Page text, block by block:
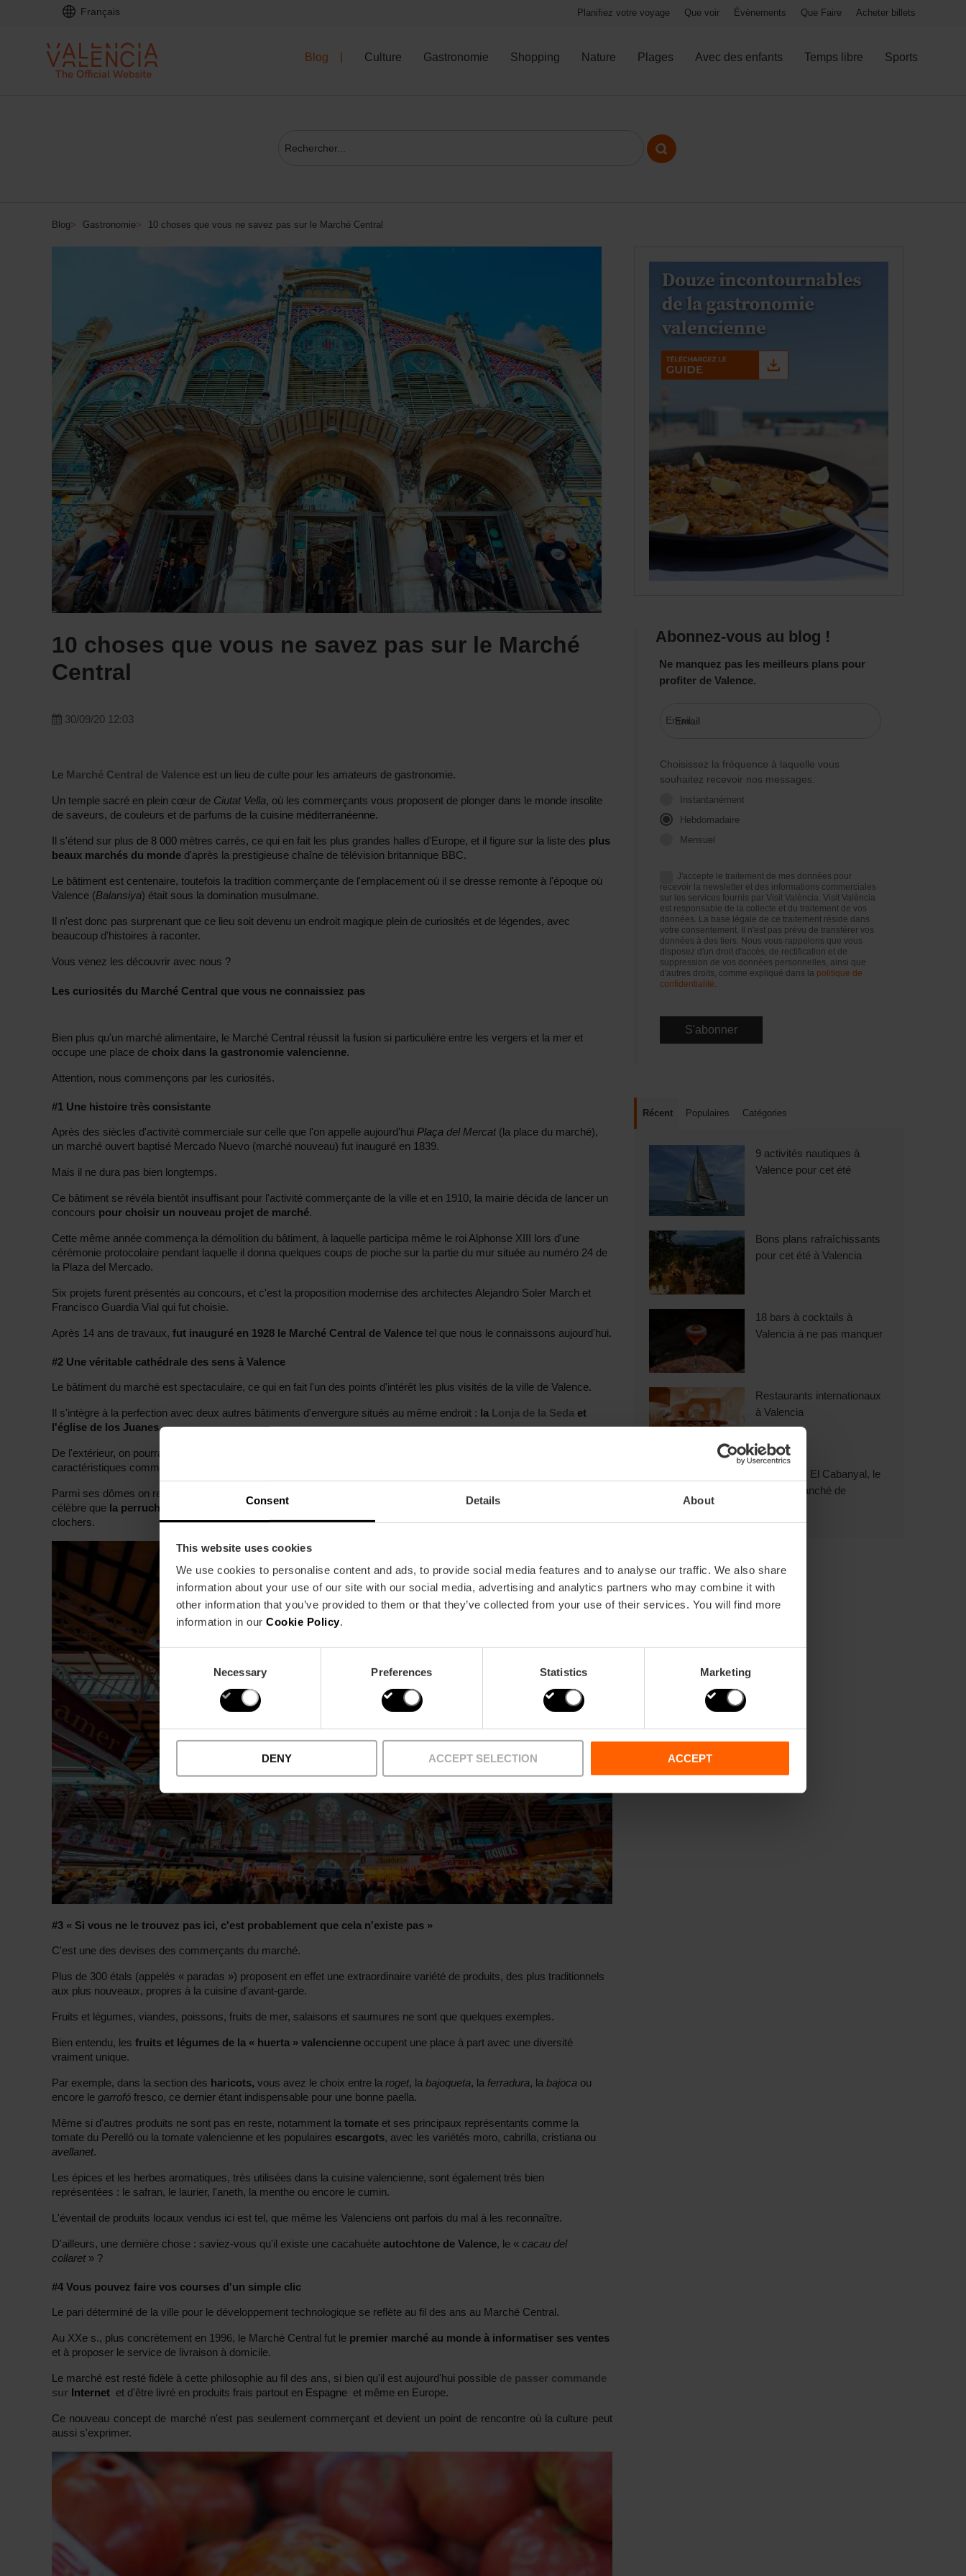
Consent Details About
This website uses cookies
We use cookies to personalise content and ads, to provide social media features and to analyse our traffic. We also share
information about your use of our site with our social media, advertising and analytics partners who may combine it with
other information that you’ve provided to them or that they’ve collected from your use of their services. You will find more
information in our Cookie Policy.
Consent
Necessary Preferences Statistics Marketing
DENY ACCEPT SELECTION ACCEPT
Français Planifiez votre voyage Que voir Évènements Que Faire Acheter billets
Blog Culture Gastronomie Shopping Nature Plages Avec des enfants Temps libre Sports
Blog> Gastronomie> 10 choses que vous ne savez pas sur le Marché Central
10 choses que vous ne savez pas sur le Marché
Central
30/09/20 12:03
Le Marché Central de Valence est un lieu de culte pour les amateurs de gastronomie.
Un temple sacré en plein cœur de Ciutat Vella, où les commerçants vous proposent de plonger dans le monde insolite
de saveurs, de couleurs et de parfums de la cuisine méditerranéenne.
Il s'étend sur plus de 8 000 mètres carrés, ce qui en fait les plus grandes halles d'Europe, et il figure sur la liste des plus
beaux marchés du monde d'après la prestigieuse chaîne de télévision britannique BBC.
Le bâtiment est centenaire, toutefois la tradition commerçante de l'emplacement où il se dresse remonte à l'époque où
Valence (Balansiya) était sous la domination musulmane.
Il n'est donc pas surprenant que ce lieu soit devenu un endroit magique plein de curiosités et de légendes, avec
beaucoup d'histoires à raconter.
Vous venez les découvrir avec nous ?
Les curiosités du Marché Central que vous ne connaissiez pas
Bien plus qu'un marché alimentaire, le Marché Central réussit la fusion si particulière entre les vergers et la mer et
occupe une place de choix dans la gastronomie valencienne.
Attention, nous commençons par les curiosités.
#1 Une histoire très consistante
Après des siècles d'activité commerciale sur celle que l'on appelle aujourd'hui Plaça del Mercat (la place du marché),
un marché ouvert baptisé Mercado Nuevo (marché nouveau) fut inauguré en 1839.
Mais il ne dura pas bien longtemps.
Ce bâtiment se révéla bientôt insuffisant pour l'activité commerçante de la ville et en 1910, la mairie décida de lancer un
concours pour choisir un nouveau projet de marché.
Cette même année commença la démolition du bâtiment, à laquelle participa même le roi Alphonse XIII lors d'une
cérémonie protocolaire pendant laquelle il donna quelques coups de pioche sur la partie du mur située au numéro 24 de
la Plaza del Mercado.
Six projets furent présentés au concours, et c'est la proposition modernise des architectes Alejandro Soler March et
Francisco Guardia Vial qui fut choisie.
Après 14 ans de travaux, fut inauguré en 1928 le Marché Central de Valence tel que nous le connaissons aujourd'hui.
#2 Une véritable cathédrale des sens à Valence
Le bâtiment du marché est spectaculaire, ce qui en fait l'un des points d'intérêt les plus visités de la ville de Valence.
Il s'intègre à la perfection avec deux autres bâtiments d'envergure situés au même endroit : la Lonja de la Seda et
l'église de los Juanes.
De l'extérieur, on pourrait le prendre pour une cathédrale de style moderniste, construite avec des matériaux
caractéristiques comme le fer, le verre et la céramique.
Parmi ses dômes on remarque celui situé au centre, qui se dresse à 30 mètres de hauteur. Cette voûte est aussi
célèbre que la perruche et le poisson
, les populaires girouettes qui ornent le ciel de Valence au milieu des tours et des
clochers.
#3 « Si vous ne le trouvez pas ici, c'est probablement que cela n'existe pas »
C'est une des devises des commerçants du marché.
Plus de 300 étals (appelés « paradas ») proposent en effet une extraordinaire variété de produits, des plus traditionnels
aux plus nouveaux, propres à la cuisine d'avant-garde.
Fruits et légumes, viandes, poissons, fruits de mer, salaisons et saumures ne sont que quelques exemples.
Bien entendu, les fruits et légumes de la « huerta » valencienne occupent une place à part avec une diversité
vraiment unique.
Par exemple, dans la section des haricots, vous avez le choix entre la roget, la bajoqueta, la ferradura, la bajoca ou
encore le garrofó fresco, ce dernier étant indispensable pour une bonne paella.
Même si d'autres produits ne sont pas en reste, notamment la tomate et ses principaux représentants comme la
tomate du Perelló ou la tomate valencienne et les populaires escargots, avec les variétés moro, cabrilla, cristiana ou
avellanet.
Les épices et les herbes aromatiques, très utilisées dans la cuisine valencienne, sont également très bien
représentées : le safran, le laurier, l'aneth, la menthe ou encore le cumin.
L'éventail de produits locaux vendus ici est tel, que même les Valenciens ont parfois du mal à les reconnaître.
D'ailleurs, une dernière chose : saviez-vous qu'il existe une cacahuète autochtone de Valence, le « cacau del
collaret» ?
#4 Vous pouvez faire vos courses d'un simple clic
Le pari déterminé de la ville pour le développement technologique se reflète au fil des ans au Marché Central.
Au XXe s., plus concrètement en 1996, le Marché Central fut le premier marché au monde à informatiser ses ventes
et à proposer le service de livraison à domicile.
Le marché est resté fidèle à cette philosophie au fil des ans, si bien qu'il est aujourd'hui possible de passer commande
sur
Internet et d'être livré en produits frais partout en Espagne et même en Europe.
Ce nouveau concept de marché n'est pas seulement commerçant et devient un point de rencontre où la culture peut
aussi s'exprimer.
Abonnez-vous au blog !
Ne manquez pas les meilleurs plans pour
profiter de Valence.
Email
Choisissez la fréquence à laquelle vous
souhaitez recevoir nos messages.
Instantanément
Hebdomadaire
Mensuel
J'accepte le traitement de mes données pour
recevoir la newsletter et des informations commerciales
sur les services fournis par Visit València. Visit València
est responsable de la collecte et du traitement de vos
données. La base légale de ce traitement réside dans
votre consentement. Il n'est pas prévu de transférer vos
données à des tiers. Nous vous rappelons que vous
disposez d'un droit d'accès, de rectification et de
suppression de vos données personnelles, ainsi que
d'autres droits, comme expliqué dans la politique de
confidentialité
Récent Populaires Catégories
9 activités nautiques à
Valence pour cet été
Bons plans rafraîchissants
pour cet été à Valencia
18 bars à cocktails à
Valencia à ne pas manquer
Restaurants internationaux
à Valencia
Découvrez El Cabanyal, le
quartier branché de